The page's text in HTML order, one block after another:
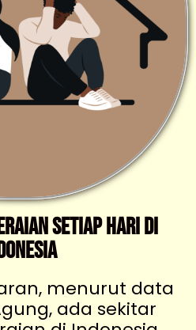
Setiap Hari di
menurut data
ada sekitar